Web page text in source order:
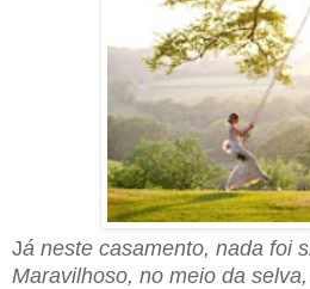
Já neste casamento, nada foi
Maravilhoso, no meio da selva